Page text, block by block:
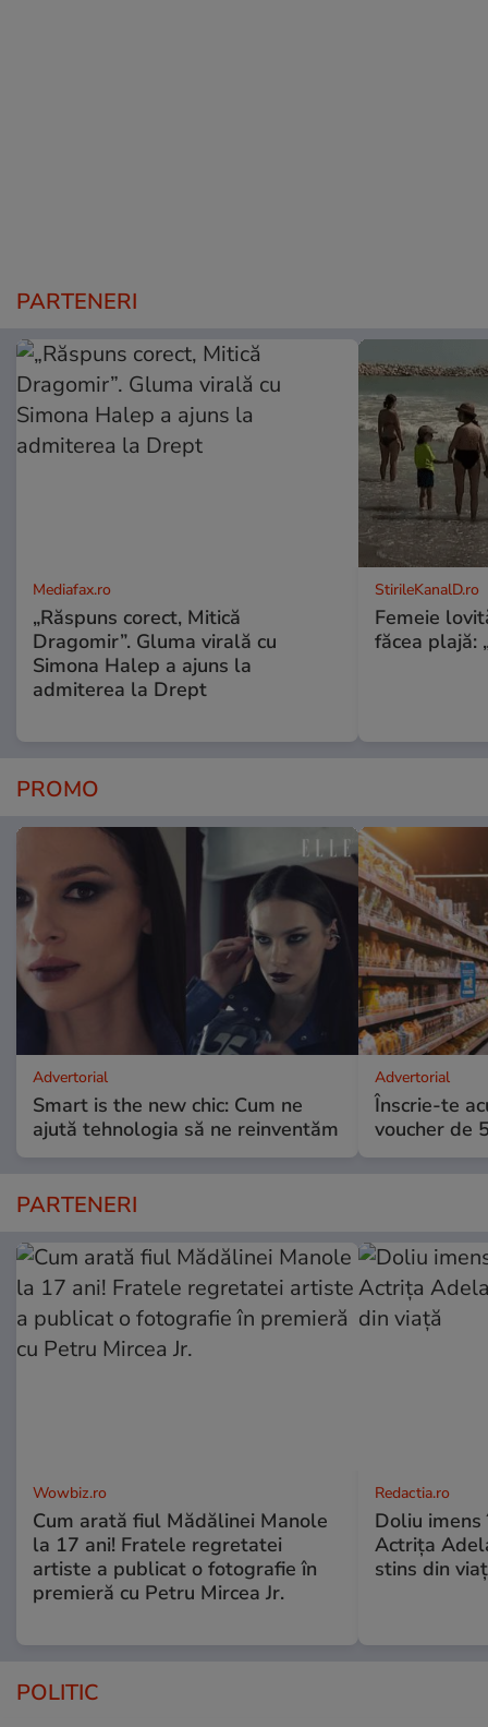
PARTENERI
Mediafax.ro
„Răspuns corect, Mitică
Dragomir”. Gluma virală cu
Simona Halep a ajuns la
admiterea la Drept
StirileKanalD.ro
Femeie
făcea plajă:
PROMO
Advertorial
Smart is the new chic: Cum ne
ajută tehnologia să ne reinventăm
Advertorial
Înscrie-te
voucher de
PARTENERI
Wowbiz.ro
Cum arată fiul Mădălinei Manole
la 17 ani! Fratele regretatei
artiste a publicat o fotografie în
premieră cu Petru Mircea Jr.
Redactia.ro
Doliu
Actrița
stins din
POLITIC